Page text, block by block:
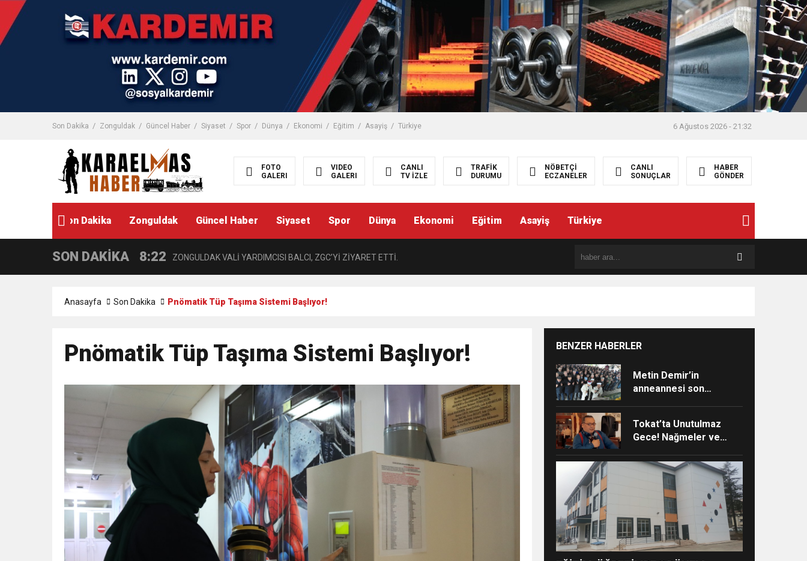
Son Dakika Zonguldak Güncel Haber Siyaset Spor Dünya Ekonomi Eğitim Asayiş Türkiye 6 Ağustos 2026 - 21:32
FOTO
GALERI
VIDEO
GALERI
CANLI
TV İZLE
TRAFİK
DURUMU
NÖBETÇİ
ECZANELER
CANLI
SONUÇLAR
HABER
GÖNDER
Son Dakika Zonguldak Güncel Haber Siyaset Spor Dünya Ekonomi Eğitim Asayiş Türkiye
SON DAKİKA 8:22 ZONGULDAK VALİ YARDIMCISI BALCI, ZGC’Yİ ZİYARET ETTİ. 8:19 AKBIYIK, BAKAN DANIŞMANI EMRULLAH TAŞ’ I
Anasayfa Son Dakika Pnömatik Tüp Taşıma Sistemi Başlıyor!
Pnömatik Tüp Taşıma Sistemi Başlıyor! BENZER HABERLER
Metin Demir’in
anneannesi son
Tokat’ta Unutulmaz
Gece! Nağmeler ve